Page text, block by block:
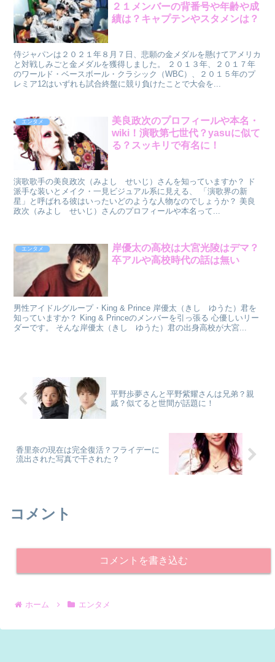
２１メンバーの背番号や年齢や成
績は？キャプテンやスタメンは？
侍ジャパンは２０２１年８月７日、悲願の金メダルを懸けてアメリカ
と対戦しみごと金メダルを獲得しました。 ２０１３年、２０１７年
のワールド・ベースボール・クラシック（WBC）、２０１５年のプ
レミア12はいずれも試合終盤に競り負けたことで大会を...
エンタメ
美良政次のプロフィールや本名・
wiki！演歌第七世代？yasuに似て
る？スッキリで有名に！
演歌歌手の美良政次（みよし せいじ）さんを知っていますか？ ド
派手な装いとメイク・一見ビジュアル系に見える、 「演歌界の新
星」と呼ばれる彼はいったいどのような人物なのでしょうか？ 美良
政次（みよし せいじ）さんのプロフィールや本名って...
エンタメ
岸優太の高校は大宮光陵はデマ？
卒アルや高校時代の話は無い
男性アイドルグループ・King & Prince 岸優太（きし ゆうた）君を
知っていますか？ King & Princeのメンバーを引っ張る 心優しいリー
ダーです。 そんな岸優太（きし ゆうた）君の出身高校が大宮...
平野歩夢さんと平野紫耀さんは兄弟？親
戚？似てると世間が話題に！
香里奈の現在は完全復活？フライデーに
流出された写真で干された？
コメント
コメントを書き込む
ホーム エンタメ